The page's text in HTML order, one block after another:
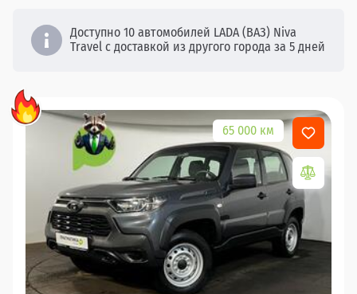
Доступно 10 автомобилей LADA (ВАЗ) Niva
Travel с доставкой из другого города за 5 дней
65 000 км